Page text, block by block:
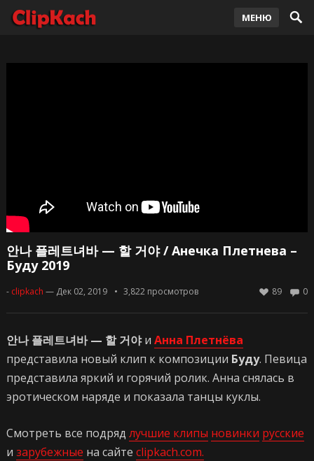
МЕНЮ
안나 플레트녀바 — 할 거야 / Анечка Плетнева –
Буду 2019
- clipkach — Дек 02, 2019 3,822просмотров 0
89
안나 플레트녀바 — 할 거야и Анна Плетнёва
представила новый клип к композиции Буду. Певица
представила яркий и горячий ролик. Анна снялась в
эротическом наряде и показала танцы куклы.
Смотреть все подряд лучшие клипы новинки русские
и зарубежные на сайте clipkach.com.